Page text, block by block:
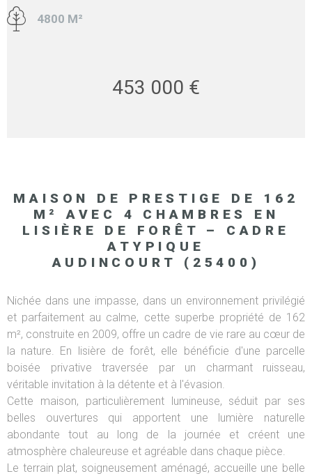
4800 M²
453 000 €
MAISON DE PRESTIGE DE 162
M² AVEC 4 CHAMBRES EN
LISIÈRE DE FORÊT – CADRE
ATYPIQUE
AUDINCOURT (25400)
Nichée dans une impasse, dans un environnement privilégié
et parfaitement au calme, cette superbe propriété de 162
m², construite en 2009, offre un cadre de vie rare au cœur de
la nature. En lisière de forêt, elle bénéficie d'une parcelle
boisée privative traversée par un charmant ruisseau,
véritable invitation à la détente et à l'évasion.
Cette maison, particulièrement lumineuse, séduit par ses
belles ouvertures qui apportent une lumière naturelle
abondante tout au long de la journée et créent une
atmosphère chaleureuse et agréable dans chaque pièce.
Le terrain plat, soigneusement aménagé, accueille une belle